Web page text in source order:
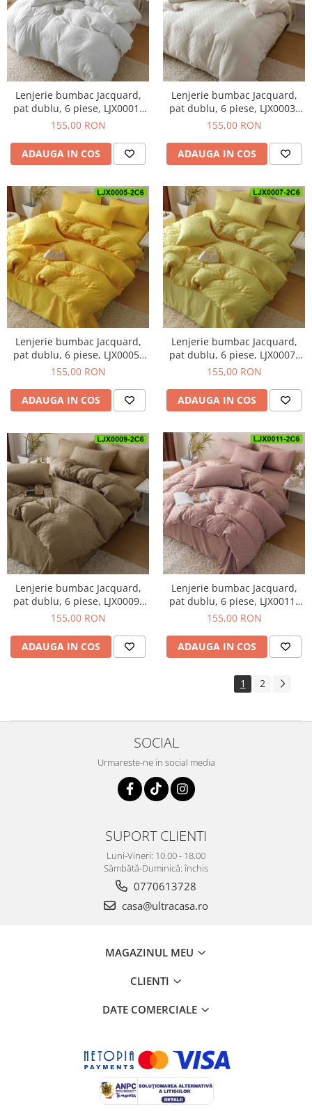
Lenjerie bumbac Jacquard,
pat dublu, 6 piese, LJX0001-
2C6
155,00 RON
ADAUGA IN COS
Lenjerie bumbac Jacquard,
pat dublu, 6 piese, LJX0003-
2C6
155,00 RON
ADAUGA IN COS
Lenjerie bumbac Jacquard,
pat dublu, 6 piese, LJX0005-
2C6
155,00 RON
ADAUGA IN COS
Lenjerie bumbac Jacquard,
pat dublu, 6 piese, LJX0007-
2C6
155,00 RON
ADAUGA IN COS
Lenjerie bumbac Jacquard,
pat dublu, 6 piese, LJX0009-
2C6
155,00 RON
ADAUGA IN COS
Lenjerie bumbac Jacquard,
pat dublu, 6 piese, LJX0011-
2C6
155,00 RON
ADAUGA IN COS
1 2
SOCIAL
Urmareste-ne in social media
SUPORT CLIENTI
Luni-Vineri: 10.00 - 18.00
Sâmbătă-Duminică: închis
0770613728
casa@ultracasa.ro
MAGAZINUL MEU
CLIENTI
DATE COMERCIALE